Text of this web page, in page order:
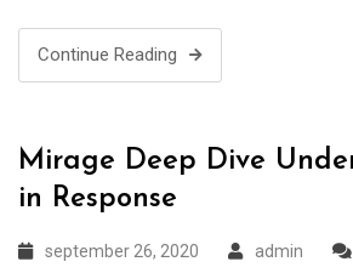
Continue Reading
Mirage Deep Dive
in Response
september 26, 2020 admin